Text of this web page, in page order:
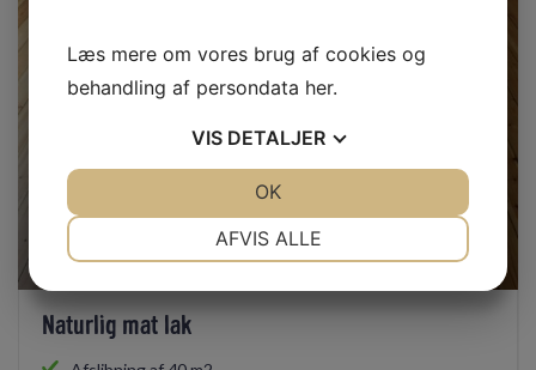
Naturlig mat lak
Læs mere om vores brug af cookies og
behandling af persondata her.
VIS DETALJER
MARKETING
AFVIS ALLE
OK